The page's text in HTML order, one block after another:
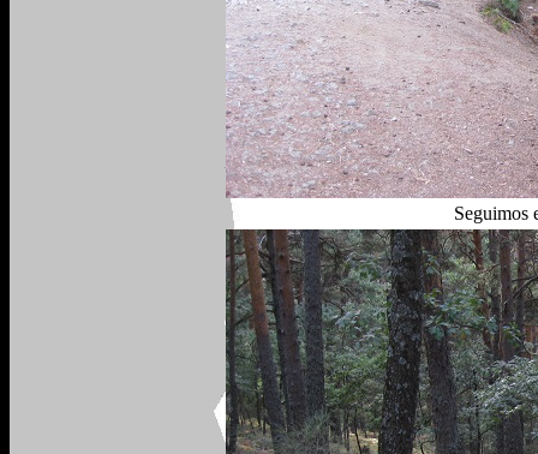
Seguimos